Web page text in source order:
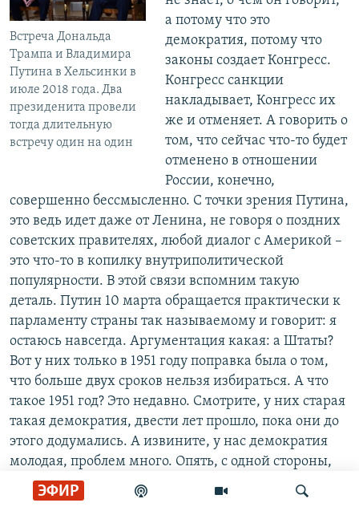
ЭФИР
Встреча Дональда
Трампа и Владимира
Путина в Хельсинки в
июле 2018 года. Два
президенита провели
тогда длительную
встречу один на один
а потому что это
демократия, потому что
законы создает Конгресс.
Конгресс санкции
накладывает, Конгресс их
же и отменяет. А говорить о
том, что сейчас что-то будет
отменено в отношении
России, конечно,
совершенно бессмысленно. С точки зрения Путина,
это ведь идет даже от Ленина, не говоря о поздних
советских правителях, любой диалог с Америкой –
это что-то в копилку внутриполитической
популярности. В этой связи вспомним такую
деталь. Путин 10 марта обращается практически к
парламенту страны так называемому и говорит: я
остаюсь навсегда. Аргументация какая: а Штаты?
Вот у них только в 1951 году поправка была о том,
что больше двух сроков нельзя избираться. А что
такое 1951 год? Это недавно. Смотрите, у них старая
такая демократия, двести лет прошло, пока они до
этого додумались. А извините, у нас демократия
молодая, проблем много. Опять, с одной стороны,
Соединенные Штаты – это монстр, которого нужно
бить, по крайней мере попытаться укротить. А с